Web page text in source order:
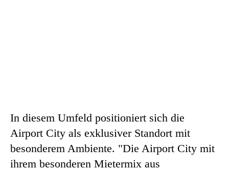
In diesem Umfeld positioniert sich die
Airport City als exklusiver Standort mit
besonderem Ambiente. "Die Airport City mit
ihrem besonderen Mietermix aus